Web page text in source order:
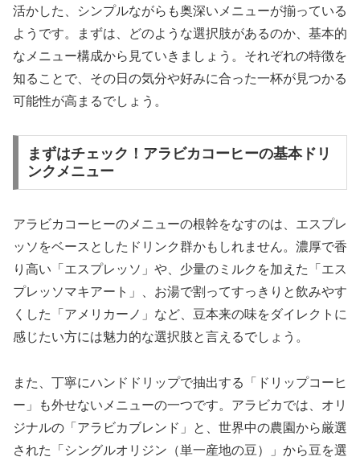
活かした、シンプルながらも奥深いメニューが揃っている
ようです。まずは、どのような選択肢があるのか、基本的
なメニュー構成から見ていきましょう。それぞれの特徴を
知ることで、その日の気分や好みに合った一杯が見つかる
可能性が高まるでしょう。
まずはチェック！アラビカコーヒーの基本ドリ
ンクメニュー
アラビカコーヒーのメニューの根幹をなすのは、エスプレ
ッソをベースとしたドリンク群かもしれません。濃厚で香
り高い「エスプレッソ」や、少量のミルクを加えた「エス
プレッソマキアート」、お湯で割ってすっきりと飲みやす
くした「アメリカーノ」など、豆本来の味をダイレクトに
感じたい方には魅力的な選択肢と言えるでしょう。
また、丁寧にハンドドリップで抽出する「ドリップコーヒ
ー」も外せないメニューの一つです。アラビカでは、オリ
ジナルの「アラビカブレンド」と、世界中の農園から厳選
された「シングルオリジン（単一産地の豆）」から豆を選